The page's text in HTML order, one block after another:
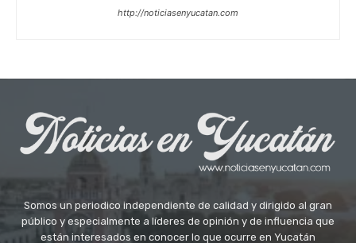
http://noticiasenyucatan.com
Somos un periodico independiente de calidad y dirigido al gran
público y especialmente a líderes de opinión y de influencia que
están interesados en conocer lo que ocurre en Yucatán